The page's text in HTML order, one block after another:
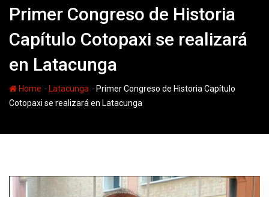
Primer Congreso de Historia
Capítulo Cotopaxi se realizará
en Latacunga
Home - Latacunga - Primer Congreso de Historia Capítulo
Cotopaxi se realizará en Latacunga